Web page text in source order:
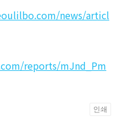
news/articl
reports/mJnd_Pm
인쇄